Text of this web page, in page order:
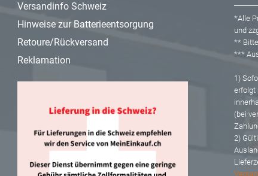
Versandinfo Schweiz
Hinweise zur Batterieentsorgung
Retoure/Rückversand
Reklamation
*Alle
und
**
***
1)
erfolgt
(bei
2)